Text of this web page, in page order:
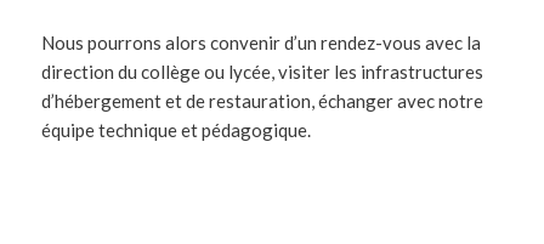
Nous pourrons alors convenir d’un rendez-vous avec la
direction du collège ou lycée, visiter les infrastructures
d’hébergement et de restauration, échanger avec notre
équipe technique et pédagogique.